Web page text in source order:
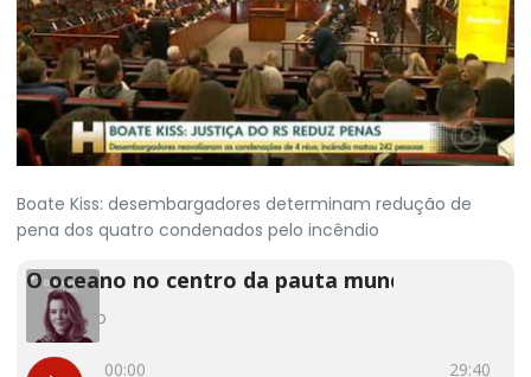
Boate Kiss: desembargadores determinam redução de
pena dos quatro condenados pelo incêndio